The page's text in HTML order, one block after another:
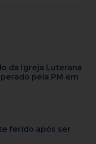
da Igreja Luterana
pela PM em
ferido após ser